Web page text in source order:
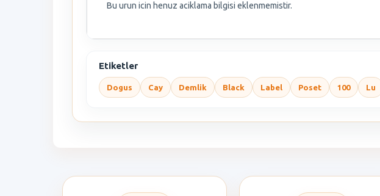
Bu urun icin henuz aciklama bilgisi eklenmemistir.
Etiketler
Dogus Cay Demlik Black Label Poset 100 Lu